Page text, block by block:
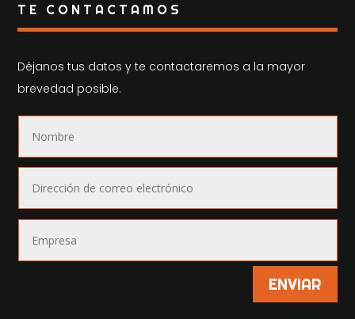
TE CONTACTAMOS
Déjanos tus datos y te contactaremos a la mayor
brevedad posible.
ENVIAR